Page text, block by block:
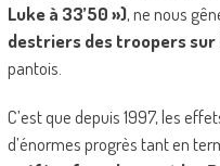
Luke à 33’50 »), ne nous
destriers des troopers sur
pantois.
C’est que depuis 1997, les
d’énormes progrès tant en